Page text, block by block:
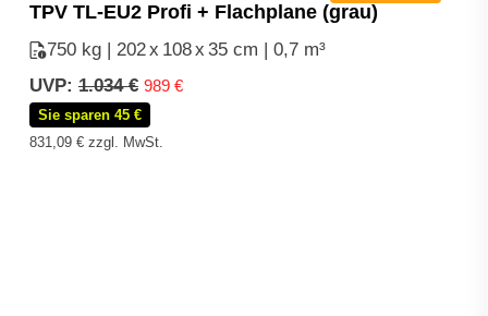
TPV TL-EU2 Profi + Flachplane (grau)
750 kg | 202x108x35 cm | 0,7 m³
UVP: 1.034€ Ursprünglicher
Preis
war:
1.034 €
989 €
Sie sparen 45 €
831,09 €zzgl. MwSt.